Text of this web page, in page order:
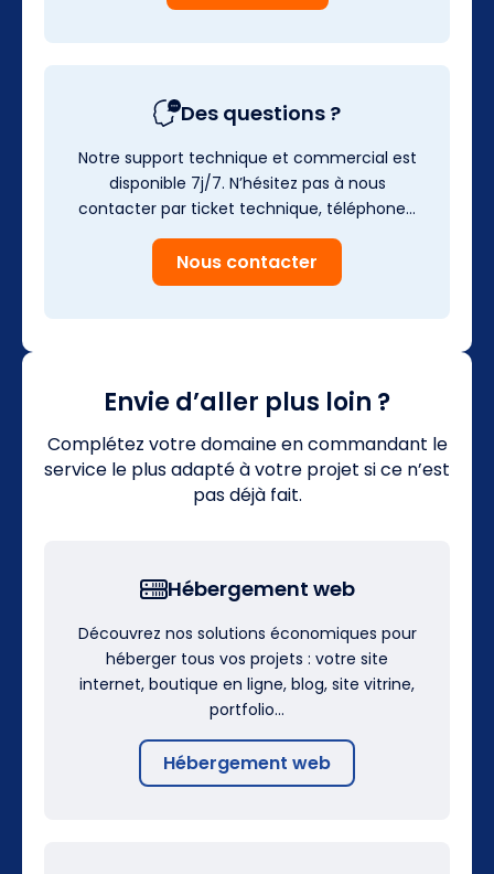
Des questions ?
Notre support technique et commercial est
disponible 7j/7. N’hésitez pas à nous
contacter par ticket technique, téléphone…
Nous contacter
Envie d’aller plus loin ?
Complétez votre domaine en commandant le
service le plus adapté à votre projet si ce n’est
pas déjà fait.
Hébergement web
Découvrez nos solutions économiques pour
héberger tous vos projets : votre site
internet, boutique en ligne, blog, site vitrine,
portfolio…
Hébergement web